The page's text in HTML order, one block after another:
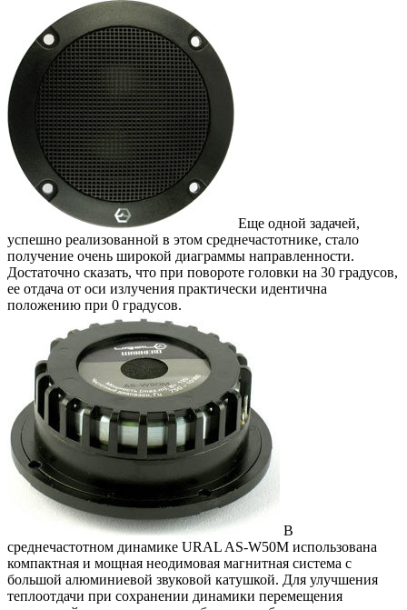
Еще одной задачей,
успешно реализованной в этом среднечастотнике, стало
получение очень широкой диаграммы направленности.
Достаточно сказать, что при повороте головки на 30 градусов,
ее отдача от оси излучения практически идентична
положению при 0 градусов.
В
среднечастотном динамике URAL AS-W50M использована
компактная и мощная неодимовая магнитная система с
большой алюминиевой звуковой катушкой. Для улучшения
теплоотдачи при сохранении динамики перемещения